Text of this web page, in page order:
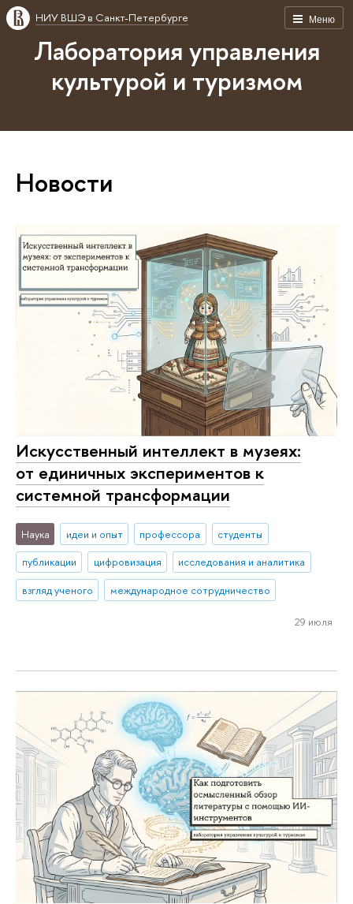
Меню
НИУ ВШЭ в Санкт-Петербурге
Лаборатория управления
культурой и туризмом
Новости
Искусственный интеллект в музеях:
от единичных экспериментов к
системной трансформации
Наука идеи и опыт профессора
студенты
публикации
цифровизация
исследования и аналитика
взгляд ученого
международное сотрудничество
29 июля